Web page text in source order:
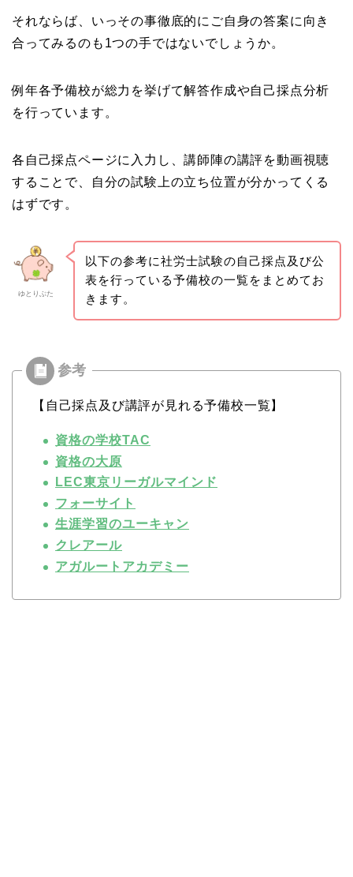
それならば、いっその事徹底的にご自身の答案に向き
合ってみるのも1つの手ではないでしょうか。
例年各予備校が総力を挙げて解答作成や自己採点分析
を行っています。
各自己採点ページに入力し、講師陣の講評を動画視聴
することで、自分の試験上の立ち位置が分かってくる
はずです。
ゆとりぶた
以下の参考に社労士試験の自己採点及び公
表を行っている予備校の一覧をまとめてお
きます。
【自己採点及び講評が見れる予備校一覧】
資格の学校TAC
資格の大原
LEC東京リーガルマインド
フォーサイト
生涯学習のユーキャン
クレアール
アガルートアカデミー